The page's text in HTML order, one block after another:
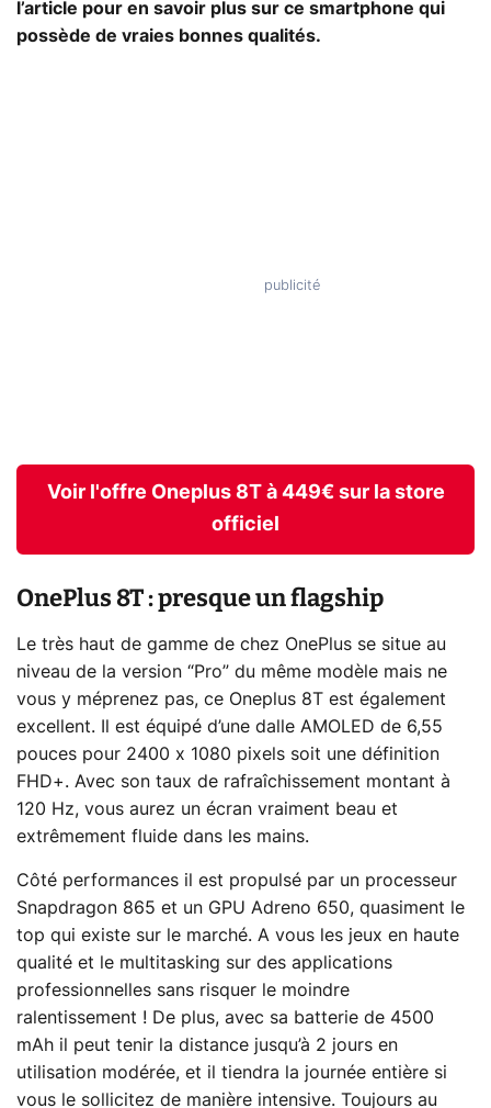
l’article pour en savoir plus sur ce smartphone qui
possède de vraies bonnes qualités.
Voir l'offre Oneplus 8T à 449€ sur la store
officiel
OnePlus 8T : presque un flagship
Le très haut de gamme de chez OnePlus se situe au
niveau de la version “Pro” du même modèle mais ne
vous y méprenez pas, ce Oneplus 8T est également
excellent. Il est équipé d’une dalle AMOLED de 6,55
pouces pour 2400 x 1080 pixels soit une définition
FHD+. Avec son taux de rafraîchissement montant à
120 Hz, vous aurez un écran vraiment beau et
extrêmement fluide dans les mains.
Côté performances il est propulsé par un processeur
Snapdragon 865 et un GPU Adreno 650, quasiment le
top qui existe sur le marché. A vous les jeux en haute
qualité et le multitasking sur des applications
professionnelles sans risquer le moindre
ralentissement ! De plus, avec sa batterie de 4500
mAh il peut tenir la distance jusqu’à 2 jours en
utilisation modérée, et il tiendra la journée entière si
vous le sollicitez de manière intensive. Toujours au